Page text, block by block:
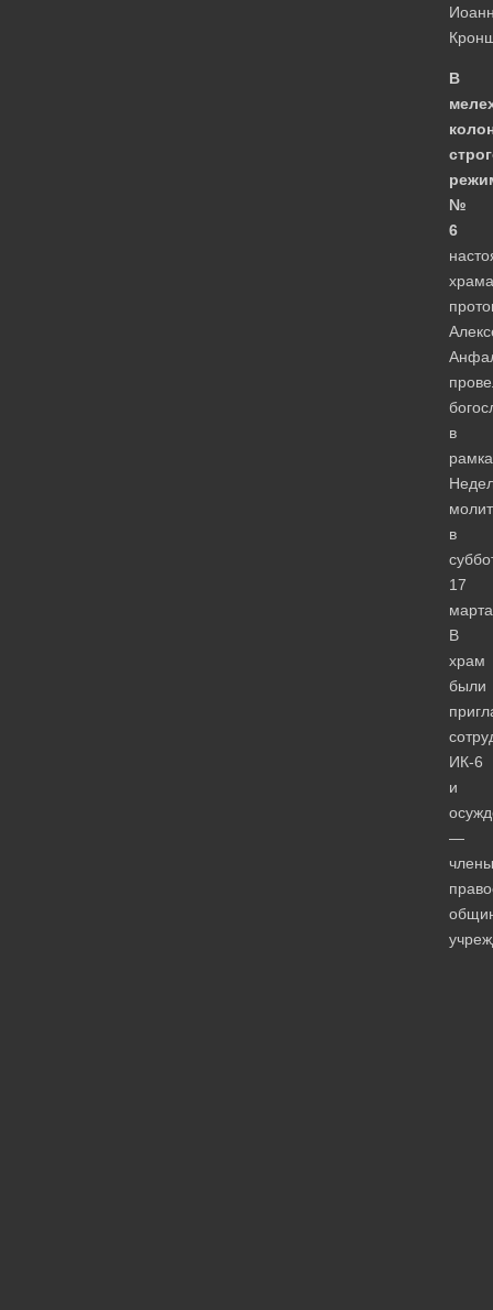
В
№
6
храма
в
в
17
В
храм
были
ИК-6
и
—
члены